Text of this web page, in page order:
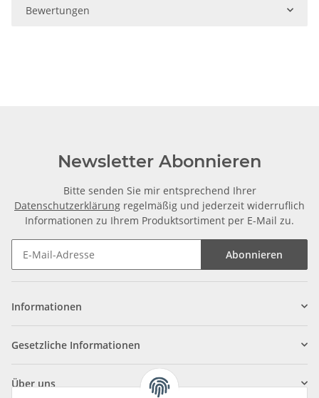
Bewertungen
Newsletter Abonnieren
Bitte senden Sie mir entsprechend Ihrer
Datenschutzerklärung regelmäßig und jederzeit widerruflich
Informationen zu Ihrem Produktsortiment per E-Mail zu.
Abonnieren
Informationen
Gesetzliche Informationen
Über uns